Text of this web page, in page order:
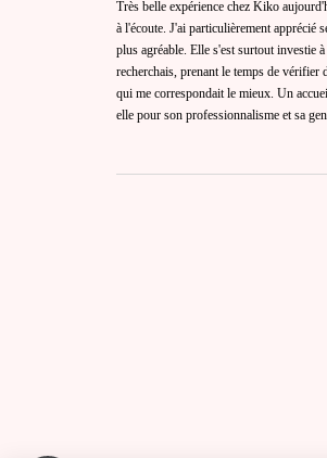
Très belle expérience chez Kiko
à l'écoute. J'ai particulièrement apprécié
plus agréable. Elle s'est surtout investie
recherchais, prenant le temps de vérifier
qui me correspondait le mieux. Un
elle pour son professionnalisme et sa